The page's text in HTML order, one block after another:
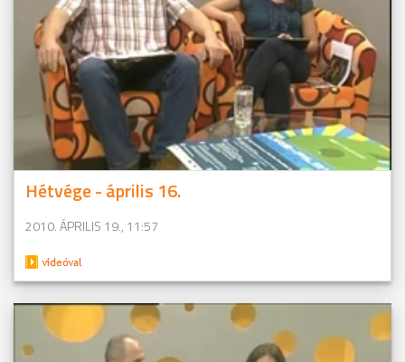
Hétvége - április 16.
2010. ÁPRILIS 19., 11:57